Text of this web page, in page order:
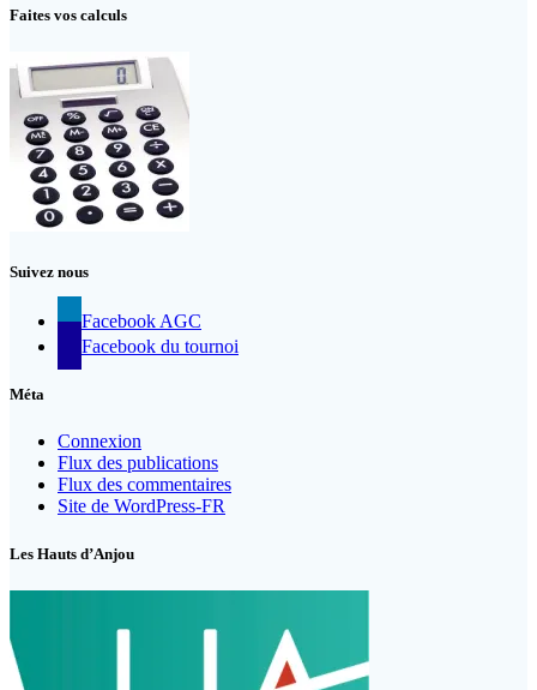
Faites vos calculs
Suivez nous
Facebook AGC
Facebook du tournoi
Méta
Connexion
Flux des publications
Flux des commentaires
Site de WordPress-FR
Les Hauts d’Anjou